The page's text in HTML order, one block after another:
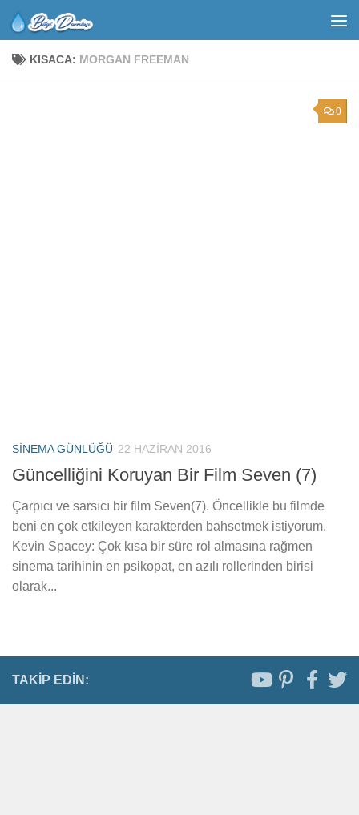
KISACA: MORGAN FREEMAN
0
SINEMA GÜNLÜĞÜ 22 HAZIRAN 2016
Güncelliğini Koruyan Bir Film Seven (7)
Çarpıcı ve sarsıcı bir film Seven(7). Öncellikle bu filmde
beni en çok etkileyen karakterden bahsetmek istiyorum.
Kevin Spacey: Çok kısa bir süre rol almasına rağmen
sinema tarihinin en psikopat, en azılı rollerinden birisi
olarak...
TAKIP EDIN: